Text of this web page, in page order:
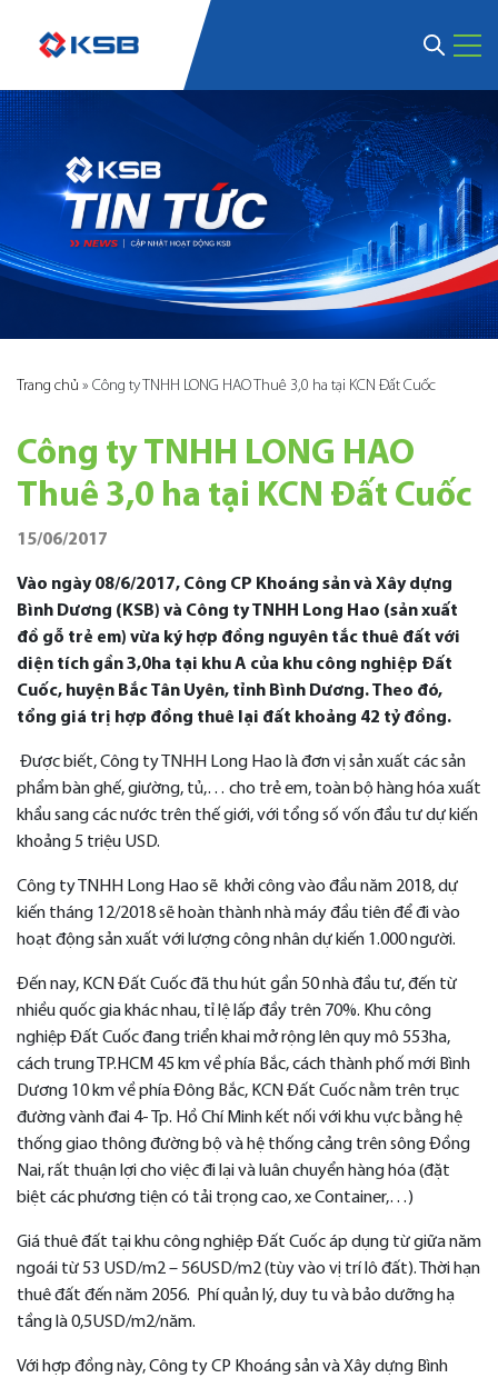
Trang chủ » Công ty TNHH LONG HAO Thuê 3,0 ha tại KCN Đất Cuốc
Công ty TNHH LONG HAO
Thuê 3,0 ha tại KCN Đất Cuốc
15/06/2017
Vào ngày 08/6/2017, Công CP Khoáng sản và Xây dựng
Bình Dương (KSB) và Công ty TNHH Long Hao (sản xuất
đồ gỗ trẻ em) vừa ký hợp đồng nguyên tắc thuê đất với
diện tích gần 3,0ha tại khu A của khu công nghiệp Đất
Cuốc, huyện Bắc Tân Uyên, tỉnh Bình Dương. Theo đó,
tổng giá trị hợp đồng thuê lại đất khoảng 42 tỷ đồng.
Được biết, Công ty TNHH Long Hao là đơn vị sản xuất các sản
phẩm bàn ghế, giường, tủ,… cho trẻ em, toàn bộ hàng hóa xuất
khẩu sang các nước trên thế giới, với tổng số vốn đầu tư dự kiến
khoảng 5 triệu USD.
Công ty TNHH Long Hao sẽ khởi công vào đầu năm 2018, dự
kiến tháng 12/2018 sẽ hoàn thành nhà máy đầu tiên để đi vào
hoạt động sản xuất với lượng công nhân dự kiến 1.000 người.
Đến nay, KCN Đất Cuốc đã thu hút gần 50 nhà đầu tư, đến từ
nhiều quốc gia khác nhau, tỉ lệ lấp đầy trên 70%. Khu công
nghiệp Đất Cuốc đang triển khai mở rộng lên quy mô 553ha,
cách trung TP.HCM 45 km về phía Bắc, cách thành phố mới Bình
Dương 10 km về phía Đông Bắc, KCN Đất Cuốc nằm trên trục
đường vành đai 4- Tp. Hồ Chí Minh kết nối với khu vực bằng hệ
thống giao thông đường bộ và hệ thống cảng trên sông Đồng
Nai, rất thuận lợi cho việc đi lại và luân chuyển hàng hóa (đặt
biệt các phương tiện có tải trọng cao, xe Container,…)
Giá thuê đất tại khu công nghiệp Đất Cuốc áp dụng từ giữa năm
ngoái từ 53 USD/m2 – 56USD/m2 (tùy vào vị trí lô đất). Thời hạn
thuê đất đến năm 2056. Phí quản lý, duy tu và bảo dưỡng hạ
tầng là 0,5USD/m2/năm.
Với hợp đồng này, Công ty CP Khoáng sản và Xây dựng Bình